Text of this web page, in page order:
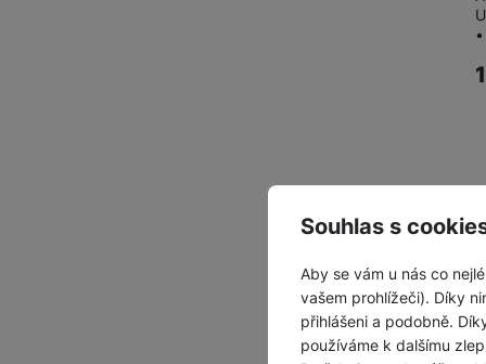
Souhlas s
Aby se vám u nás co
vašem prohlížeči). Díky
přihlášeni a podobně.
používáme k dalšímu